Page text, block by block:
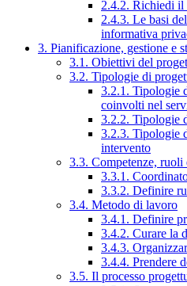
2.4.2. Richiedi il
2.4.3. Le basi
informativa
3. Pianificazione, gestione e
3.1. Obiettivi del
3.2. Tipologie di
3.2.1. Tipologie
coinvolti nel
3.2.2. Tipologie
3.2.3. Tipologie
intervento
3.3. Competenze,
3.3.1.
3.3.2. Definire
3.4. Metodo di lavoro
3.4.1. Definire
3.4.2. Curare la
3.4.3.
3.4.4. Prendere
3.5. Il processo